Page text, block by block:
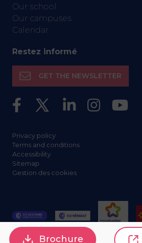
Our school
Our campuses
Calendar
Restez informé
GET THE NEWSLETTER
Privacy policy
Terms and conditions
Accessibility
Sitemap
Gestion des cookies
Brochure